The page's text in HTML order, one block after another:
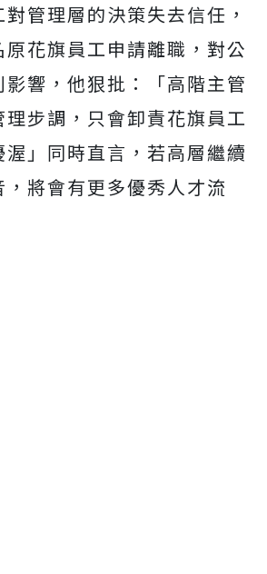
管理層的決策失去信任，
花旗員工申請離職，對公
響，他狠批：
「高階主管
步調，只會卸責花旗員工
」同時直言 ，若高層繼續
將會有更多優秀人才流